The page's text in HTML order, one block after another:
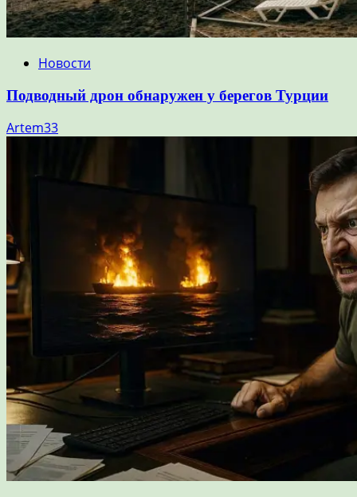
Новости
Подводный дрон обнаружен у берегов Турции
Artem33